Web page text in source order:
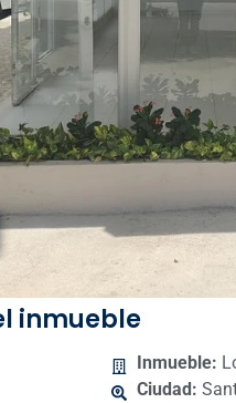
inmueble
Inmueble:
Ciudad: